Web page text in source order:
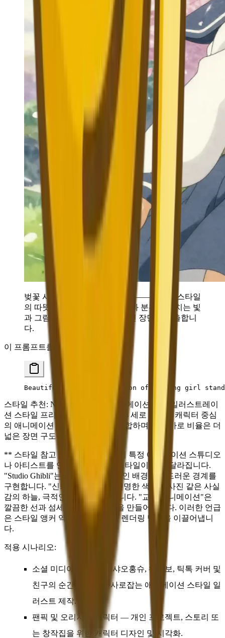
벚꽃 시즌 애니메이션 일러스트——지브리 스타일
의 따뜻한 색조, 유려한 움직임과 분위기 넘치는 빛
과 그림자가 꿈결 같은 환상적인 장면을 연출합니
다.
이 프롬프트를 복사하세요:
Beautiful anime illustration of a young girl
스타일 추천: Nano Banana 2의 애니메이션 또는 일러스트레이
션 스타일 프리셋을 선택하세요. 3:4 세로 비율은 캐릭터 중심
의 애니메이션 일러스트에 가장 적합하며, 16:9 가로 비율은 더
넓은 장면 구도에 적합합니다.
** 스타일 참고 기법:** 프롬프트에 특정 애니메이션 스튜디오
나 아티스트를 언급하면 시각적 스타일이 크게 달라집니다.
"Studio Ghibli"는 따뜻하고 회화적인 배경과 부드러운 경계를
구현합니다. "신카이 마코토"는 선명한 색감과 사진 같은 사실
감의 하늘, 극적인 조명을 유발합니다. "교토 애니메이션"은
깔끔한 선과 섬세한 캐릭터 표정을 만들어냅니다. 이러한 언급
은 스타일 앵커 역할을 하여 AI의 렌더링 방향을 이끌어냅니
다.
적용 시나리오:
소셜 미디어 이미지
— 샤오홍슈, 웨이보, 틱톡 커버 및
친구의 순간용 눈길을 사로잡는 애니메이션 스타일 일
러스트 제작.
팬픽 및 오리지널 캐릭터 — 개인 프로젝트, 스토리 또
는 창작집을 위한 캐릭터 디자인 및 시각화.